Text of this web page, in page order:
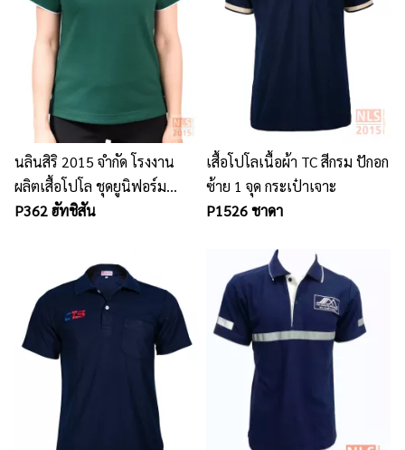
นลินสิริ 2015 จำกัด โรงงาน
ผลิตเสื้อโปโล ชุดยูนิฟอร์ม
พนักงาน เสื้อเชิ้ตพนักงานออฟ
P362 ฮัทชิสัน
เสื้อโปโลเนื้อผ้า TC สีกรม ปักอก
ซ้าย 1 จุด กระเป๋าเจาะ
P1526 ชาดา